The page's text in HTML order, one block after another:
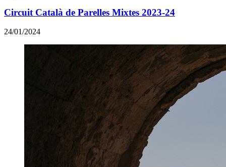
​Circuit Català de Parelles Mixtes 2023-24
24/01/2024